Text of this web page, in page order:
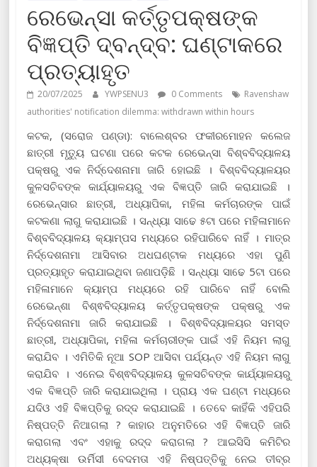
ରେଭେନ୍ସା କର୍ତ୍ତୃପକ୍ଷଙ୍କ
ବିଜ୍ଞପ୍ତି ଦ୍ବନ୍ଦ୍ବ: ଘଣ୍ଟାକରେ
ପ୍ରତ୍ୟାହୃତ
20/07/2025 YWPSENU3 0 Comments
Ravenshaw
authorities' notification dilemma: withdrawn within hours
କଟକ, (ସରୋଜ ପଣ୍ଡା): ବାଲେଶ୍ବର ଫକୀରମୋହନ କଲେଜ
ଛାତ୍ରୀ ମୃତ୍ୟୁ ଘଟଣା ପରେ କଟକ ରେଭେନ୍ସା ବିଶ୍ବବିଦ୍ୟାଳୟ
ପକ୍ଷରୁ ଏକ ନିର୍ଦ୍ଦେଶନାମା ଜାରି ହୋଇଛି । ବିଶ୍ବବିଦ୍ୟାଳୟର
କୁଳସଚିବଙ୍କ କାର୍ଯ୍ୟାଳୟରୁ ଏକ ବିଜ୍ଞପ୍ତି ଜାରି କରାଯାଇଛି ।
ରେଭେନ୍ସାର ଛାତ୍ରୀ, ଅଧ୍ୟାପିକା, ମହିଳା କର୍ମଚାରଙ୍କ ପାଇଁ
କଟକଣା ଲାଗୁ କରାଯାଇଛି । ସନ୍ଧ୍ୟା ସାଢେ ୫ଟା ପରେ ମହିଳାମାନେ
ବିଶ୍ବବିଦ୍ୟାଳୟ କ୍ୟାମ୍ପସ ମଧ୍ୟରେ ରହିପାରିବେ ନାହିଁ । ମାତ୍ର
ନିର୍ଦ୍ଦେଶନାମା ଆସିବାର ଅଧଘଣ୍ଟାକ ମଧ୍ୟରେ ଏହା ପୁଣି
ପ୍ରତ୍ୟାହୃତ କରାଯାଇଥିବା ଜଣାପଡ଼ିଛି । ସନ୍ଧ୍ୟା ସାଢେ 5ଟା ପରେ
ମହିଳାମାନେ କ୍ୟାମ୍ପ ମଧ୍ୟରେ ରହି ପାରିବେ ନାହିଁ ବୋଲି
ରେଭେନ୍ଶା ବିଶ୍ଵବିଦ୍ୟାଳୟ କର୍ତ୍ତୃପକ୍ଷଙ୍କ ପକ୍ଷରୁ ଏକ
ନିର୍ଦ୍ଦେଶନାମା ଜାରି କରାଯାଇଛି । ବିଶ୍ଵବିଦ୍ୟାଳୟର ସମସ୍ତ
ଛାତ୍ରୀ, ଅଧ୍ୟାପିକା, ମହିଳା କର୍ମଚାରୀଙ୍କ ପାଇଁ ଏହି ନିୟମ ଲାଗୁ
କରାଯିବ । ଏମିତିକି ନୂଆ SOP ଆସିବା ପର୍ଯ୍ୟନ୍ତ ଏହି ନିୟମ ଲାଗୁ
କରାଯିବ । ଏନେଇ ବିଶ୍ଵବିଦ୍ୟାଳୟ କୁଳସଚିବଙ୍କ କାର୍ଯ୍ୟାଳୟରୁ
ଏକ ବିଜ୍ଞପ୍ତି ଜାରି କରାଯାଇଥିଲା । ପ୍ରାୟ ଏକ ଘଣ୍ଟା ମଧ୍ୟରେ
ଯଦିଓ ଏହି ବିଜ୍ଞପ୍ତିକୁ ରଦ୍ଦ କରାଯାଇଛି । ତେବେ କାହିଁକି ଏହିପରି
ନିଷ୍ପତ୍ତି ନିଆଗଲା ? କାହାର ଅନୁମତିରେ ଏହି ବିଜ୍ଞପ୍ତି ଜାରି
କରାଗଲା ଏବଂ ଏହାକୁ ରଦ୍ଦ କରାଗଲା ? ଆଇସିସି କମିଟିର
ଅଧ୍ୟକ୍ଷା ଉର୍ମିସୀ ବେଦମତା ଏହି ନିଷ୍ପତ୍ତିକୁ ନେଇ ତୀବ୍ର